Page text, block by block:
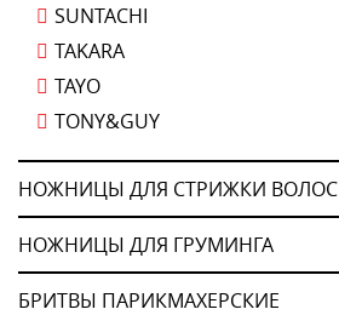
SUNTACHI
TAKARA
TAYO
TONY&GUY
НОЖНИЦЫ ДЛЯ СТРИЖКИ ВОЛОС
НОЖНИЦЫ ДЛЯ ГРУМИНГА
БРИТВЫ ПАРИКМАХЕРСКИЕ